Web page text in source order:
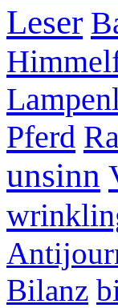
Leser
Pferd
unsinn
Bilanz